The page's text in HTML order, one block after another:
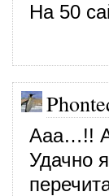
На 50
Ааа…!!
Удачно